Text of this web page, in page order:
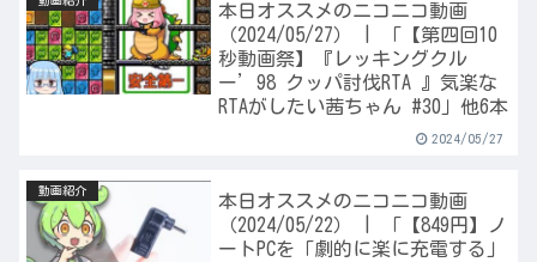
本日オススメのニコニコ動画
（2024/05/27） | 「【第四回10
秒動画祭】『レッキングクル
ー’98 クッパ討伐RTA 』気楽な
RTAがしたい茜ちゃん #30」他6本
2024/05/27
動画紹介
本日オススメのニコニコ動画
（2024/05/22） | 「【849円】ノ
ートPCを「劇的に楽に充電する」